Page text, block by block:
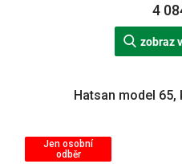
4
zobraz
Jen osobní
odběr
Hatsan model 65,